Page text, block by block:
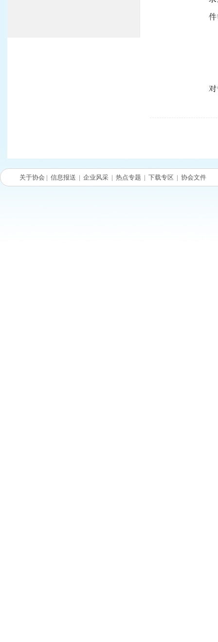
关于协会 |信息报送 |企业风采 |热点专题 |下载专区 |协会文件